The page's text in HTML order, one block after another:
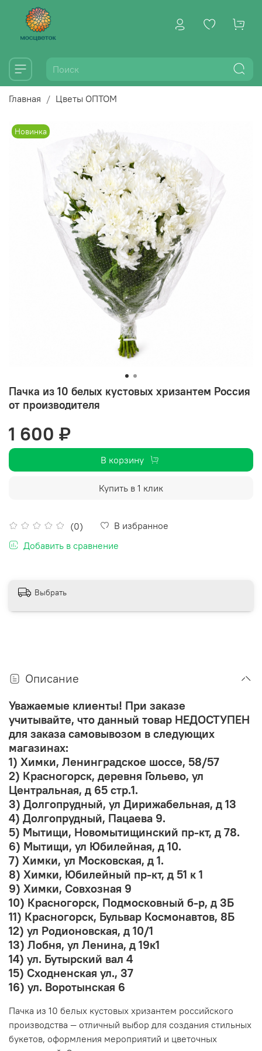
Главная Цветы ОПТОМ
Новинка
Пачка из 10 белых кустовых хризантем Россия
от производителя
(0)
В избранное
Добавить в сравнение
1 600 ₽
В корзину
Купить в 1 клик
Выбрать
Описание
Уважаемые клиенты! При заказе
учитывайте, что данный товар НЕДОСТУПЕН
для заказа самовывозом в следующих
магазинах:
1) Химки, Ленинградское шоссе, 58/57
2) Красногорск, деревня Гольево, ул
Центральная, д 65 стр.1.
3) Долгопрудный, ул Дирижабельная, д 13
4) Долгопрудный, Пацаева 9.
5) Мытищи, Новомытищинский пр-кт, д 78.
6) Мытищи, ул Юбилейная, д 10.
7) Химки, ул Московская, д 1.
8) Химки, Юбилейный пр-кт, д 51 к 1
9) Химки, Совхозная 9
10) Красногорск, Подмосковный б-р, д 3Б
11) Красногорск, Бульвар Космонавтов, 8Б
12) ул Родионовская, д 10/1
13) Лобня, ул Ленина, д 19к1
14) ул. Бутырский вал 4
15) Сходненская ул., 37
16) ул. Воротынская 6
Пачка из 10 белых кустовых хризантем российского
производства — отличный выбор для создания стильных
букетов, оформления мероприятий и цветочных